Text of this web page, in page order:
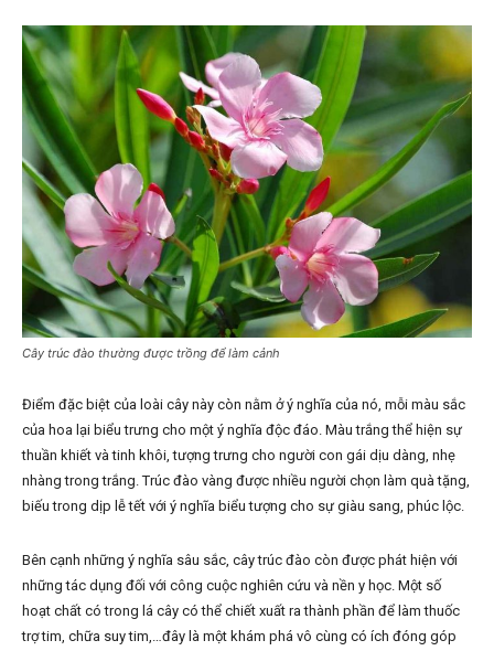
Cây trúc đào thường được trồng để làm cảnh
Điểm đặc biệt của loài cây này còn nằm ở ý nghĩa của nó, mỗi màu sắc
của hoa lại biểu trưng cho một ý nghĩa độc đáo. Màu trắng thể hiện sự
thuần khiết và tinh khôi, tượng trưng cho người con gái dịu dàng, nhẹ
nhàng trong trắng. Trúc đào vàng được nhiều người chọn làm quà tặng,
biếu trong dịp lễ tết với ý nghĩa biểu tượng cho sự giàu sang, phúc lộc.
Bên cạnh những ý nghĩa sâu sắc, cây trúc đào còn được phát hiện với
những tác dụng đối với công cuộc nghiên cứu và nền y học. Một số
hoạt chất có trong lá cây có thể chiết xuất ra thành phần để làm thuốc
trợ tim, chữa suy tim,…đây là một khám phá vô cùng có ích đóng góp